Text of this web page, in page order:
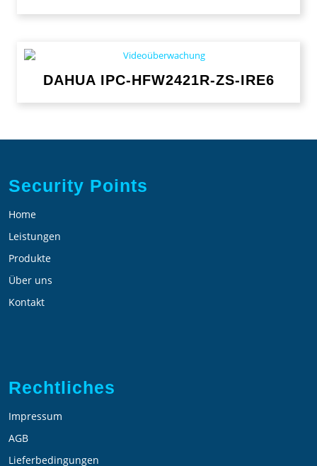
DAHUA IPC-HFW2421R-ZS-IRE6
Security Points
Home
Leistungen
Produkte
Über uns
Kontakt
Rechtliches
Impressum
AGB
Lieferbedingungen